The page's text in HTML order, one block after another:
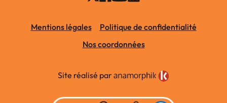
Mentions légales
Politique de confidentialité
Nos coordonnées
Site réalisé par